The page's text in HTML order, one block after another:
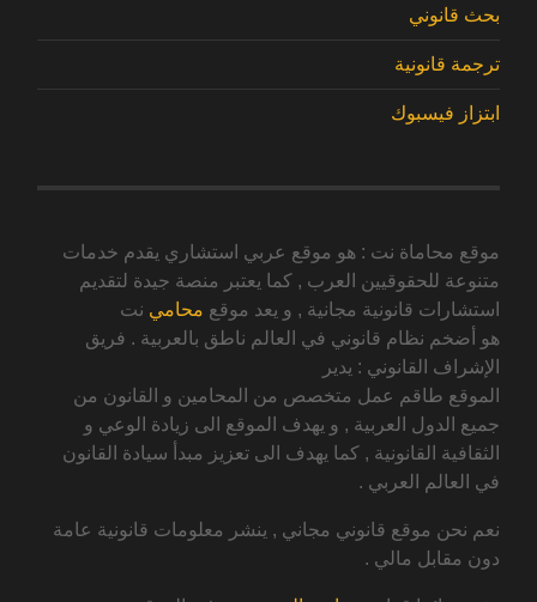
بحث قانوني
ترجمة قانونية
ابتزاز فيسبوك
موقع محاماة نت : هو موقع عربي استشاري يقدم خدمات
متنوعة للحقوقيين العرب , كما يعتبر منصة جيدة لتقديم
استشارات قانونية مجانية , و يعد موقع محامي نت
هو أضخم نظام قانوني في العالم ناطق بالعربية . فريق
الإشراف القانوني : يدير
الموقع طاقم عمل متخصص من المحامين و القانون من
جميع الدول العربية , و يهدف الموقع الى زيادة الوعي و
الثقافية القانونية , كما يهدف الى تعزيز مبدأ سيادة القانون
في العالم العربي .
نعم نحن موقع قانوني مجاني , ينشر معلومات قانونية عامة
دون مقابل مالي .